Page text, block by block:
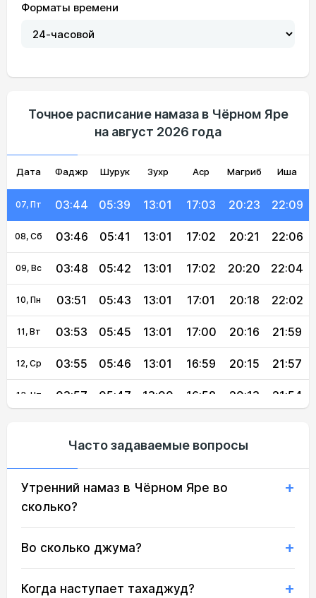
Форматы времени
Точное расписание намаза в Чёрном Яре
на август 2026 года
Дата Фаджр Шурук Зухр Аср Магриб Иша
01, Сб 03:31 05:31
03, Пн 03:35 05:34 13:02 17:06 20:29 22:18
04, Вт 03:37 05:35 13:02 17:05 20:27 22:15
17:05
06, Чт 03:42 05:38 13:01 17:04 20:24 22:11
07, Пт 03:44 05:39 13:01 17:03 20:23 22:09
08, Сб 03:46 05:41 13:01 17:02 20:21 22:06
09, Вс 03:48 05:42 13:01 17:02 20:20 22:04
10, Пн 03:51 05:43 13:01 17:01 20:18 22:02
11, Вт 03:53 05:45 13:01 17:00 20:16 21:59
12, Ср 03:55 05:46 13:01 16:59 20:15 21:57
13, Чт 03:57 05:47 13:00 16:58 20:13 21:54
16, Вс 04:03 05:51 13:00 16:56 21:47
18, Вт 04:07 05:54 21:43
19, Ср 04:09 05:55 12:59 16:53 21:40
Часто задаваемые вопросы
Утренний намаз в Чёрном Яре во
сколько?
Во сколько джума?
Когда наступает тахаджуд?